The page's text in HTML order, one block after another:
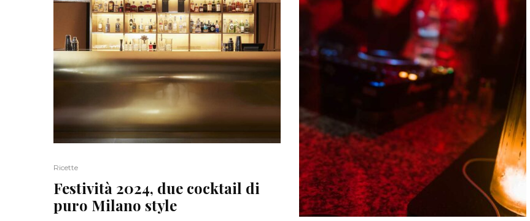
Ricette
Festività 2024, due cocktail di
puro Milano style